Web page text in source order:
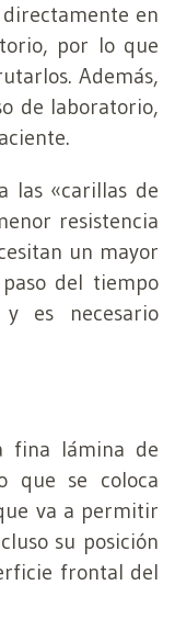
directamente en
por lo que
Además,
de laboratorio,
las «carillas de
resistencia
un mayor
del tiempo
es necesario
fina lámina de
que se coloca
va a permitir
su posición
frontal del